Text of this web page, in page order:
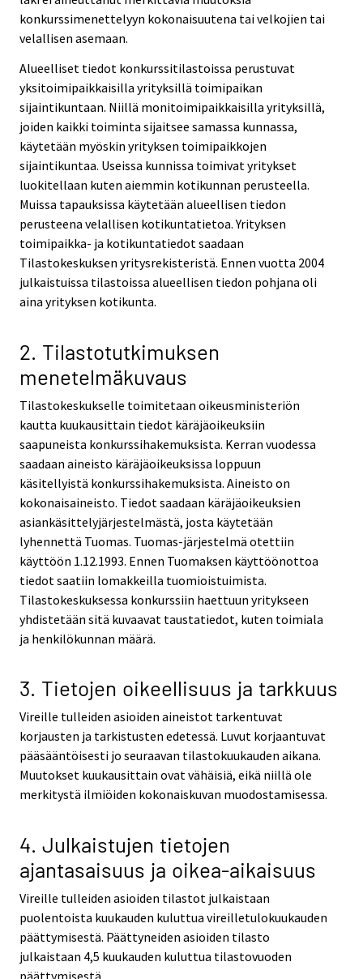
konkurssimenettelyyn kokonaisuutena tai velkojien tai
velallisen asemaan.
Alueelliset tiedot konkurssitilastoissa perustuvat
yksitoimipaikkaisilla yrityksillä toimipaikan
sijaintikuntaan. Niillä monitoimipaikkaisilla yrityksillä,
joiden kaikki toiminta sijaitsee samassa kunnassa,
käytetään myöskin yrityksen toimipaikkojen
sijaintikuntaa. Useissa kunnissa toimivat yritykset
luokitellaan kuten aiemmin kotikunnan perusteella.
Muissa tapauksissa käytetään alueellisen tiedon
perusteena velallisen kotikuntatietoa. Yrityksen
toimipaikka- ja kotikuntatiedot saadaan
Tilastokeskuksen yritysrekisteristä. Ennen vuotta 2004
julkaistuissa tilastoissa alueellisen tiedon pohjana oli
aina yrityksen kotikunta.
2. Tilastotutkimuksen
menetelmäkuvaus
Tilastokeskukselle toimitetaan oikeusministeriön
kautta kuukausittain tiedot käräjäoikeuksiin
saapuneista konkurssihakemuksista. Kerran vuodessa
saadaan aineisto käräjäoikeuksissa loppuun
käsitellyistä konkurssihakemuksista. Aineisto on
kokonaisaineisto. Tiedot saadaan käräjäoikeuksien
asiankäsittelyjärjestelmästä, josta käytetään
lyhennettä Tuomas. Tuomas-järjestelmä otettiin
käyttöön 1.12.1993. Ennen Tuomaksen käyttöönottoa
tiedot saatiin lomakkeilla tuomioistuimista.
Tilastokeskuksessa konkurssiin haettuun yritykseen
yhdistetään sitä kuvaavat taustatiedot, kuten toimiala
ja henkilökunnan määrä.
3. Tietojen oikeellisuus ja tarkkuus
Vireille tulleiden asioiden aineistot tarkentuvat
korjausten ja tarkistusten edetessä. Luvut korjaantuvat
pääsääntöisesti jo seuraavan tilastokuukauden aikana.
Muutokset kuukausittain ovat vähäisiä, eikä niillä ole
merkitystä ilmiöiden kokonaiskuvan muodostamisessa.
4. Julkaistujen tietojen
ajantasaisuus ja oikea-aikaisuus
Vireille tulleiden asioiden tilastot julkaistaan
puolentoista kuukauden kuluttua vireilletulokuukauden
päättymisestä. Päättyneiden asioiden tilasto
julkaistaan 4,5 kuukauden kuluttua tilastovuoden